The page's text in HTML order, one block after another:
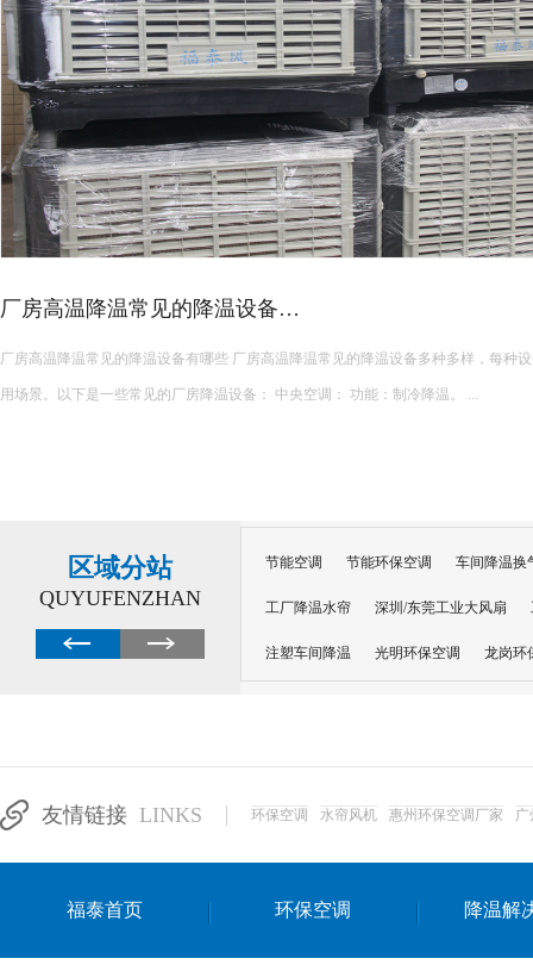
11
皮革车间降温措施有哪些？
皮革车间使用蒸发冷空调的降温措施及相关要点如下： 设备选型 根据面积：如果车间面积较小，如 200 平方
米以下，可选择单台小型蒸发冷空调。若车间面积较大，如 1000 平
区域分站
QUYUFENZHAN
节能空调 节能环保空调 车间降温换
工厂降温水帘 深圳/东莞工业大风扇
注塑车间降温 光明环保空调 龙岗环
达州工业省电安装
友情链接 LINKS 环保空调 水帘风机 惠州环保空调厂家 广
福泰首页 环保空调 降温解